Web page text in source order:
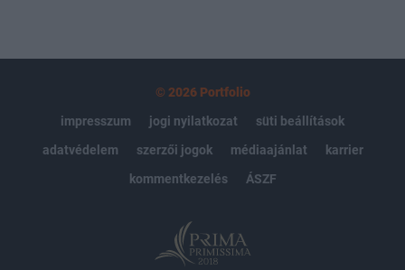
© 2026 Portfolio
impresszum
jogi nyilatkozat
süti beállítások
adatvédelem
szerzői jogok médiaajánlat
karrier
kommentkezelés
ÁSZF